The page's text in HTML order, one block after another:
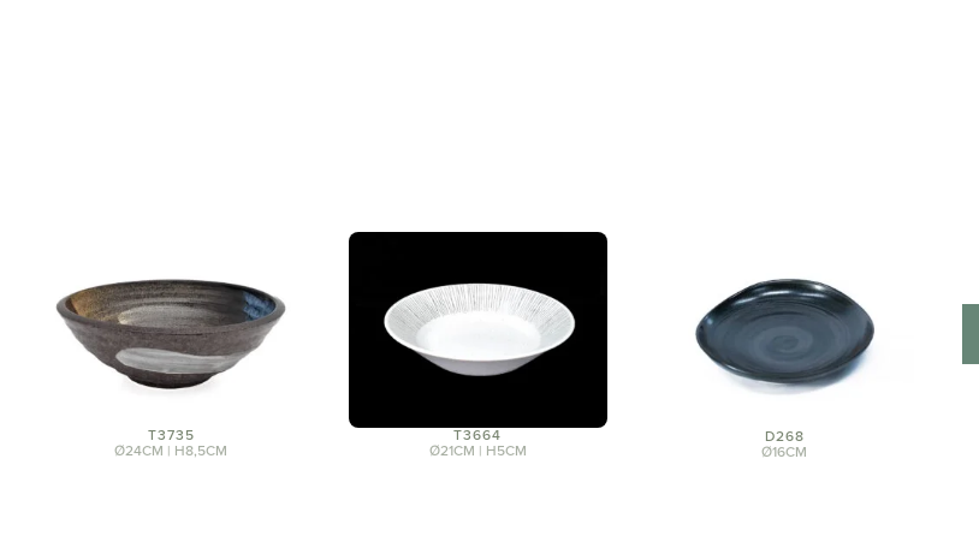
T3735
Ø24CM | H8,5CM
T3664
Ø21CM | H5CM
D268
Ø16CM